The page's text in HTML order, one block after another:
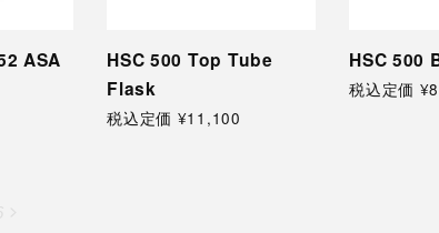
HSC 500 Top Tube
税込定価 ¥11,100
HSC 500 Bottle Kit
税込定価 ¥8,540